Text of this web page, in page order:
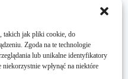
takich jak pliki cookie, do
Zgoda na te technologie
lub unikalne identyfikatory
wpłynąć na niektóre